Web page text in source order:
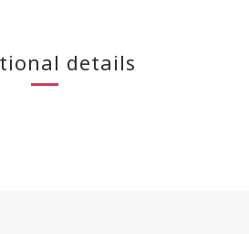
details